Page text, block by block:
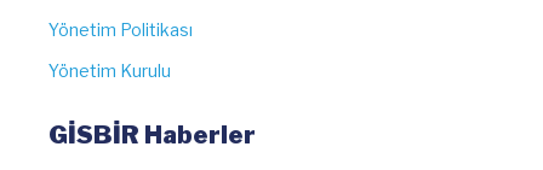
Yönetim Politikası
Yönetim Kurulu
GİSBİR Haberler